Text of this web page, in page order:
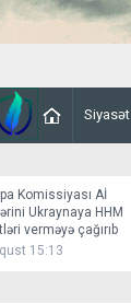
Siyasət
Komissiyası Aİ
Ukraynaya HHM
verməyə çağırıb
15:13